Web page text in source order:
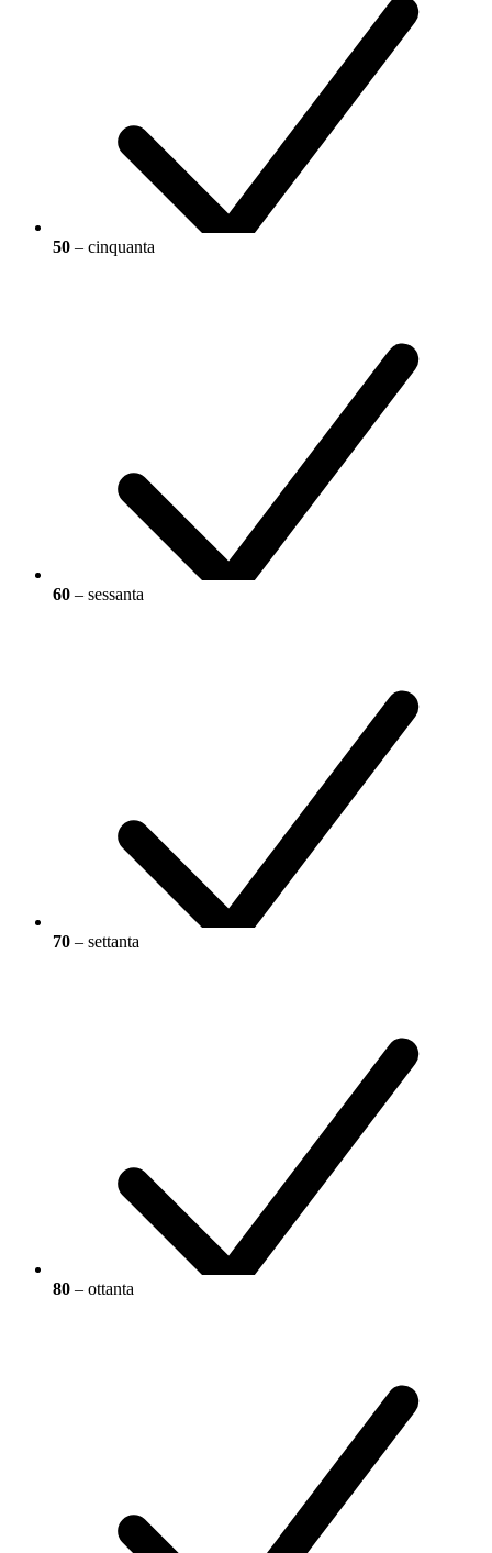
50 – cinquanta
60 – sessanta
70 – settanta
80 – ottanta